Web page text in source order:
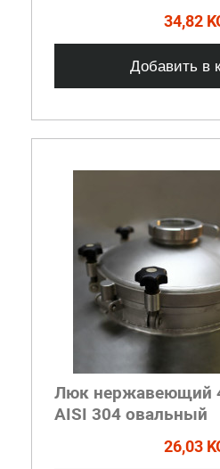
34,82
Добавить в
Люк нержавеющий
AISI 304 овальный
26,03